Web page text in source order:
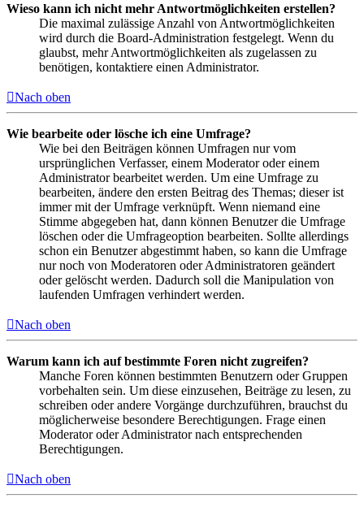
Wieso kann ich nicht mehr Antwortmöglichkeiten erstellen?
Die maximal zulässige Anzahl von Antwortmöglichkeiten
wird durch die Board-Administration festgelegt. Wenn du
glaubst, mehr Antwortmöglichkeiten als zugelassen zu
benötigen, kontaktiere einen Administrator.
Nach oben
Wie bearbeite oder lösche ich eine Umfrage?
Wie bei den Beiträgen können Umfragen nur vom
ursprünglichen Verfasser, einem Moderator oder einem
Administrator bearbeitet werden. Um eine Umfrage zu
bearbeiten, ändere den ersten Beitrag des Themas; dieser ist
immer mit der Umfrage verknüpft. Wenn niemand eine
Stimme abgegeben hat, dann können Benutzer die Umfrage
löschen oder die Umfrageoption bearbeiten. Sollte allerdings
schon ein Benutzer abgestimmt haben, so kann die Umfrage
nur noch von Moderatoren oder Administratoren geändert
oder gelöscht werden. Dadurch soll die Manipulation von
laufenden Umfragen verhindert werden.
Nach oben
Warum kann ich auf bestimmte Foren nicht zugreifen?
Manche Foren können bestimmten Benutzern oder Gruppen
vorbehalten sein. Um diese einzusehen, Beiträge zu lesen, zu
schreiben oder andere Vorgänge durchzuführen, brauchst du
möglicherweise besondere Berechtigungen. Frage einen
Moderator oder Administrator nach entsprechenden
Berechtigungen.
Nach oben